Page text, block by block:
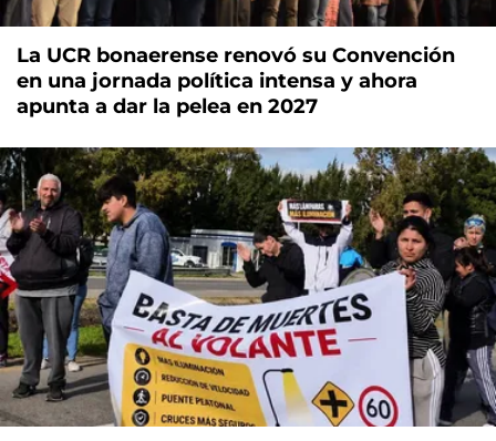
La UCR bonaerense renovó su Convención
en una jornada política intensa y ahora
apunta a dar la pelea en 2027